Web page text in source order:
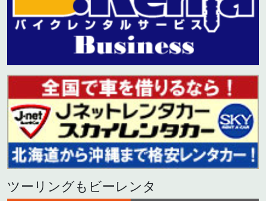
ツーリングもビーレンタ